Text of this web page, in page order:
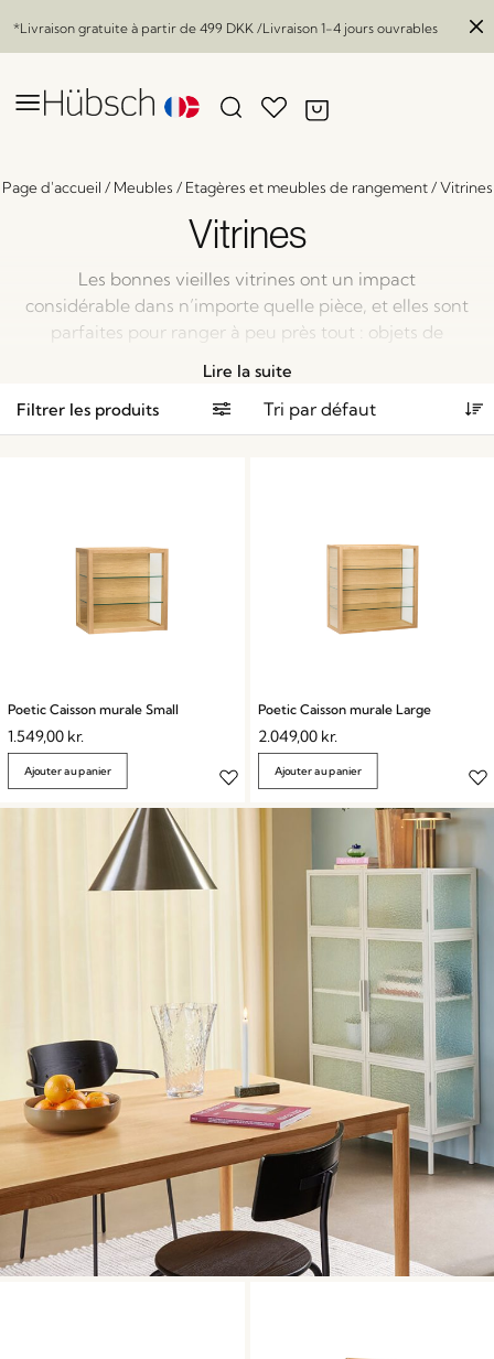
*Livraison gratuite à partir de 499 DKK /Livraison 1-4 jours ouvrables
Page d'accueil / Meubles / Etagères et meubles de rangement/Vitrines
Vitrines
Les bonnes vieilles vitrines ont un impact
considérable dans n’importe quelle pièce, et elles sont
parfaites pour ranger à peu près tout : objets de
vous d’un mélange de trésors pour créer un ensemble
intrigant qui reflète non seulement votre style mais
aussi votre personnalité ?
Lire la suite
Filtrer les produits
Poetic Caisson murale Small
1.549,00 kr.
Ajouter au panier
Poetic Caisson murale Large
2.049,00 kr.
Ajouter au panier